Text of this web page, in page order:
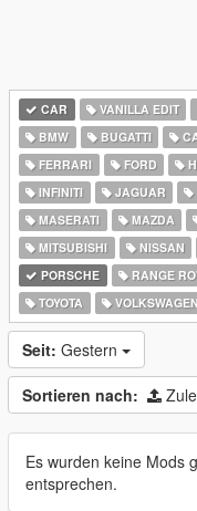
CAR VANILLA EDIT
BMW
BUGATTI
FERRARI
FORD
INFINITI
JAGUAR
MASERATI
MAZDA
MITSUBISHI
NISSAN
PORSCHE
RANGE
TOYOTA
Seit: Gestern
Sortieren nach:
Es wurden keine Mods
entsprechen.